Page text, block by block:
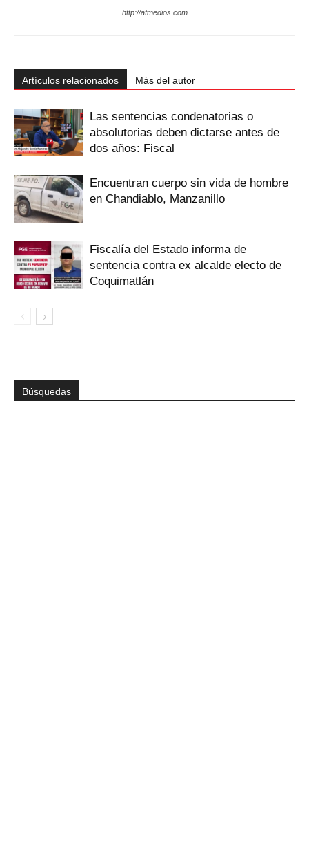
http://afmedios.com
Artículos relacionados Más del autor
Las sentencias condenatorias o
absolutorias deben dictarse antes de
dos años: Fiscal
Encuentran cuerpo sin vida de hombre
en Chandiablo, Manzanillo
Fiscalía del Estado informa de
sentencia contra ex alcalde electo de
Coquimatlán
Búsquedas